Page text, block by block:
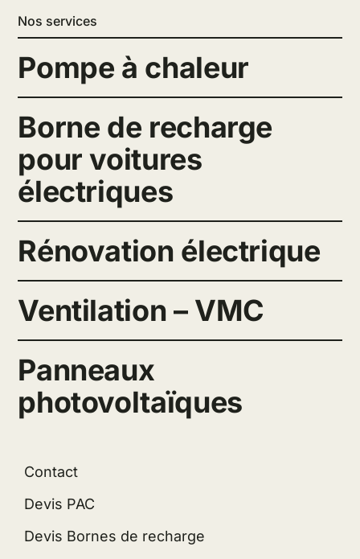
Nos services
Pompe à chaleur
Borne de recharge
pour voitures
électriques
Rénovation électrique
Ventilation – VMC
Panneaux
photovoltaïques
Contact
Devis PAC
Devis Bornes de recharge